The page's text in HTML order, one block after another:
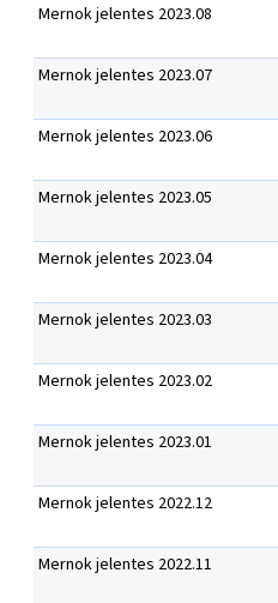
Mernok jelentes 2023.08
Mernok jelentes 2023.07
Mernok jelentes 2023.06
Mernok jelentes 2023.05
Mernok jelentes 2023.04
Mernok jelentes 2023.03
Mernok jelentes 2023.02
Mernok jelentes 2023.01
Mernok jelentes 2022.12
Mernok jelentes 2022.11